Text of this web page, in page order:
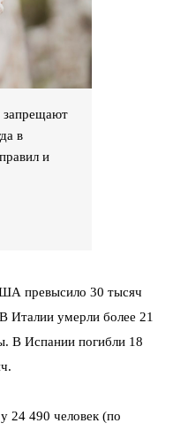
запрещают
в
и
превысило 30 тысяч
Италии умерли более 21
В Испании погибли 18
24 490 человек (по